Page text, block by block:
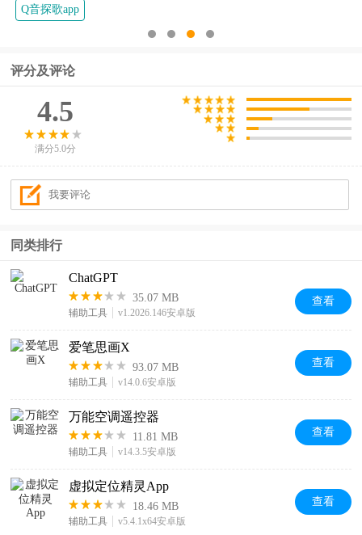
Q音探歌app
评分及评论
4.5
满分5.0分
同类排行
ChatGPT
35.07 MB
辅助工具 v1.2026.146安卓版
查看
爱笔思画X
93.07 MB
辅助工具 v14.0.6安卓版
查看
万能空调遥控器
11.81 MB
辅助工具 v14.3.5安卓版
查看
虚拟定位精灵App
18.46 MB
辅助工具 v5.4.1x64安卓版
查看